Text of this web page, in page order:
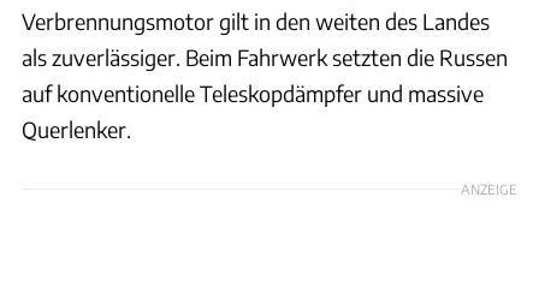
Verbrennungsmotor gilt in den weiten des Landes
als zuverlässiger. Beim Fahrwerk setzten die Russen
auf konventionelle Teleskopdämpfer und massive
Querlenker.
ANZEIGE